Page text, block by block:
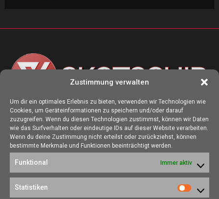
Zustimmung verwalten
Um dir ein optimales Erlebnis zu bieten, verwenden wir Technologien wie
Cookies, um Geräteinformationen zu speichern und/oder darauf
zuzugreifen. Wenn du diesen Technologien zustimmst, können wir Daten
wie das Surfverhalten oder eindeutige IDs auf dieser Website verarbeiten.
Wenn du deine Zustimmung nicht erteilst oder zurückziehst, können
bestimmte Merkmale und Funktionen beeinträchtigt werden.
Funktional Immer aktiv
Statistiken
ÜBER UNS
Die Seite skotschir.de wurde im August 2017 zur gamescom
gegründet. Unser Ziel ist es, eine Heimat für alle Spieler:innen zu